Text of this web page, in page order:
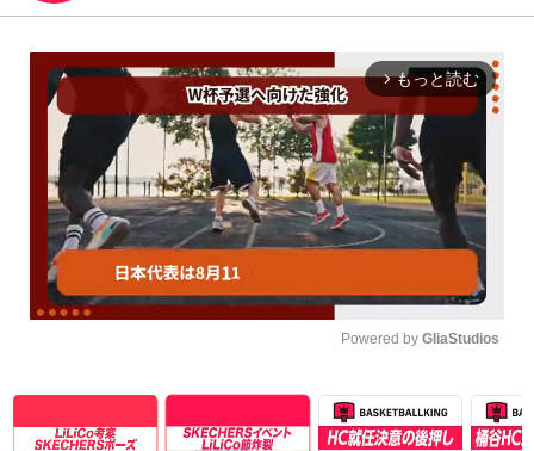
arrow_forward_ios もっと読む
Powered by GliaStudios